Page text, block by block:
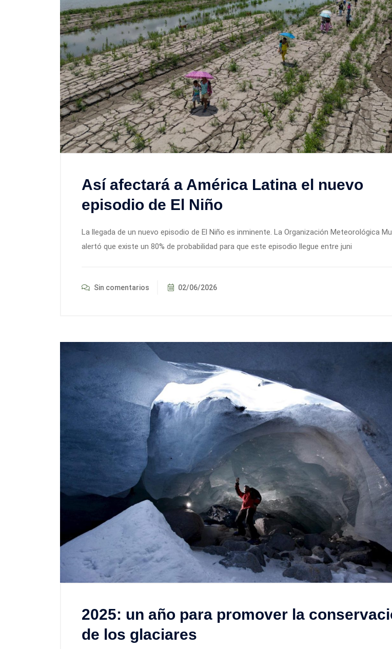
Así afectará a América Latina el nuevo
episodio de El Niño
La llegada de un nuevo episodio de El Niño es inminente. La Organización Meteorológica
alertó que existe un 80% de probabilidad para que este episodio llegue entre juni
Sin comentarios 02/06/2026
2025: un año para promover la
de los glaciares